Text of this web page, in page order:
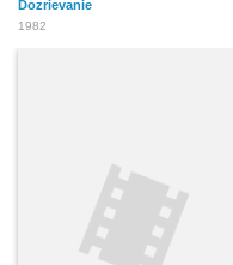
Dozrievanie
1982